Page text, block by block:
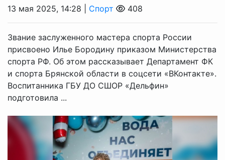
13 мая 2025, 14:28 | Спорт 408
Звание заслуженного мастера спорта России
присвоено Илье Бородину приказом Министерства
спорта РФ. Об этом рассказывает Департамент ФК
и спорта Брянской области в соцсети «ВКонтакте».
Воспитанника ГБУ ДО СШОР «Дельфин»
подготовила ...